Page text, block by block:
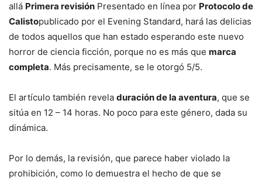
allá Primera revisión Presentado en línea por Protocolo de
Calistopublicado por el Evening Standard, hará las delicias
de todos aquellos que han estado esperando este nuevo
horror de ciencia ficción, porque no es más que marca
completa. Más precisamente, se le otorgó 5/5.
El artículo también revela duración de la aventura, que se
sitúa en 12 – 14 horas. No poco para este género, dada su
dinámica.
Por lo demás, la revisión, que parece haber violado la
prohibición, como lo demuestra el hecho de que se